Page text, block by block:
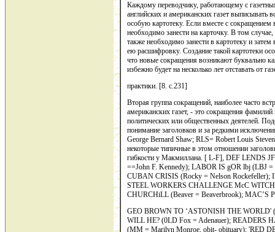
Каждому переводчику, работающему с
английских и американ­ских газет выписывать
особую картотеку. Если вместе с со­кращением
необходимо занести на карточку. В том
также не­обходимо занести в картотеку и
ею расшифровку. Созда­ние такой картотеки
что новые сокращения возникают буквально
избежно будет на несколько лет отставать от
практики. [8. c.231]
Вторая группа сокращений, наиболее часто
американских газет, - это сокращения
политических или общественных деятелей.
понимание заголовков и за редкими
George Bernard Shaw; RLS= Robert Louis
некоторые типичные в этом отношении
гибкости у Макмиллана. [ L-F], DEF LENDS
==John F. Kennedy); LABOR IS gOR lbj (LBJ
CUBAN CRISIS (Rocky = Nelson
STEEL WORKERS CHALLENGE McC
CHURCHiLL (Beaver = Beaverbrook);
GEO BROWN TO ‘ASTONISH THE
WILL HE? (0LD Fox = Adenauer);
(MM = Marilyn Monroe, obit- obituary); 'RED